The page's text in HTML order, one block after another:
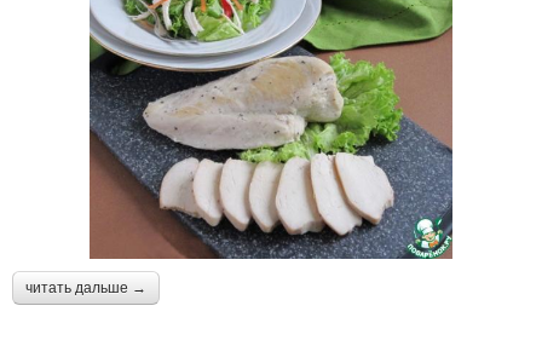
читать дальше →